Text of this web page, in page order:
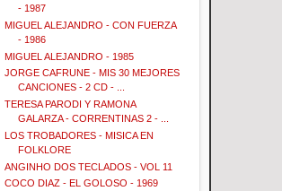
- 1987
MIGUEL ALEJANDRO - CON FUERZA
- 1986
MIGUEL ALEJANDRO - 1985
JORGE CAFRUNE - MIS 30 MEJORES
CANCIONES - 2 CD - ...
TERESA PARODI Y RAMONA
GALARZA - CORRENTINAS 2 - ...
LOS TROBADORES - MISICA EN
FOLKLORE
ANGINHO DOS TECLADOS - VOL 11
COCO DIAZ - EL GOLOSO - 1969